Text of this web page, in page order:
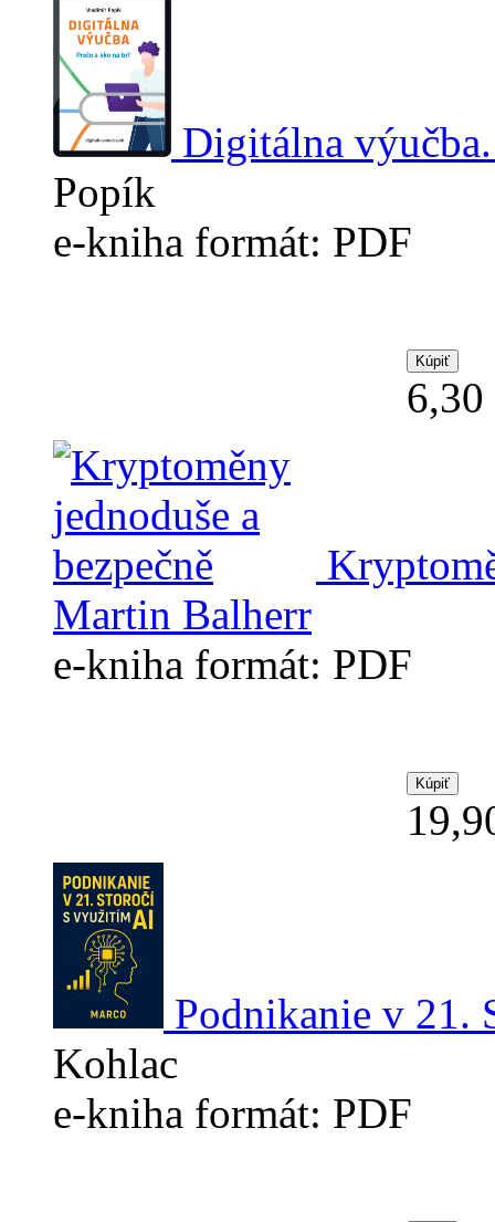
Digitálna
Popík
e-kniha formát: PDF
6,30
Martin Balherr
e-kniha formát: PDF
Podnikanie v 21.
Kohlac
e-kniha formát: PDF